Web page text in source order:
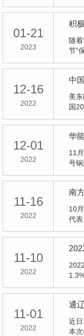
01-21
2023
积
随
节”
12-16
2022
美
国
12-01
2022
华
11
号
11-16
2022
10
代
11-10
2022
11-01
2022
通
近
本